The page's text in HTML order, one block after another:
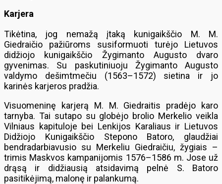
Karjera
Tikėtina, jog nemažą įtaką kunigaikščio M. M.
Giedraičio pažiūroms susiformuoti turėjo Lietuvos
didžiojo kunigaikščio Žygimanto Augusto dvaro
gyvenimas. Su paskutiniuoju Žygimanto Augusto
valdymo dešimtmečiu (1563–1572) sietina ir jo
karinės karjeros pradžia.
Visuomeninę karjerą M. M. Giedraitis pradėjo karo
tarnyba. Tai sutapo su globėjo brolio Merkelio veikla
Vilniaus kapituloje bei Lenkijos Karaliaus ir Lietuvos
Didžiojo Kunigaikščio Stepono Batoro, glaudžiai
bendradarbiavusio su Merkeliu Giedraičiu, žygiais –
trimis Maskvos kampanijomis 1576–1586 m. Jose už
drąsą ir didžiausią atsidavimą pelnė S. Batoro
pasitikėjimą, malonę ir palankumą.